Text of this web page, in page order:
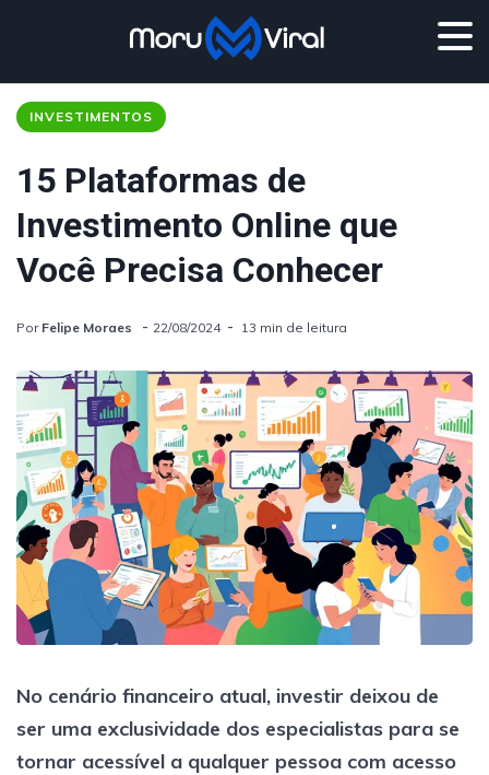
INVESTIMENTOS
15 Plataformas de
Investimento Online que
Você Precisa Conhecer
Por Felipe Moraes 22/08/2024 13 min de leitura
No cenário financeiro atual, investir deixou de
ser uma exclusividade dos especialistas para se
tornar acessível a qualquer pessoa com acesso